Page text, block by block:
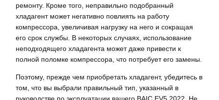
ремонту. Кроме того, неправильно подобранный
хладагент может негативно повлиять на работу
компрессора, увеличивая нагрузку на него и сокращая
его срок службы. В некоторых случаях, использование
неподходящего хладагента может даже привести к
полной поломке компрессора, что потребует его замены.
Поэтому, прежде чем приобретать хладагент, убедитесь в
том, что вы выбрали правильный тип, указанный в